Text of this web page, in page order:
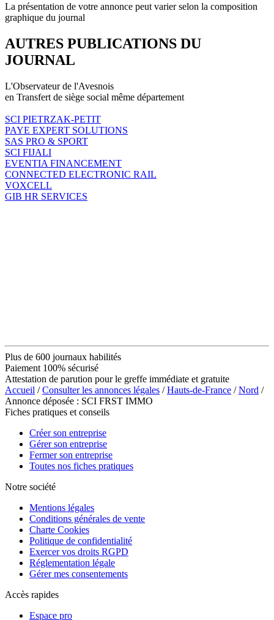
La présentation de votre annonce peut varier selon la composition
graphique du journal
AUTRES PUBLICATIONS DU
JOURNAL
L'Observateur de l'Avesnois
en Transfert de siège social même département
SCI PIETRZAK-PETIT
PAYE EXPERT SOLUTIONS
SAS PRO & SPORT
SCI FIJALI
EVENTIA FINANCEMENT
CONNECTED ELECTRONIC RAIL
VOXCELL
GIB HR SERVICES
Plus de 600 journaux habilités
Paiement 100% sécurisé
Attestation de parution pour le greffe immédiate et gratuite
Accueil /Consulter les annonces légales /Hauts-de-France /Nord /
Annonce déposée : SCI FRST IMMO
Fiches pratiques et conseils
Créer son entreprise
Gérer son entreprise
Fermer son entreprise
Toutes nos fiches pratiques
Notre société
Mentions légales
Conditions générales de vente
Charte Cookies
Politique de confidentialité
Exercer vos droits RGPD
Réglementation légale
Gérer mes consentements
Accès rapides
Espace pro